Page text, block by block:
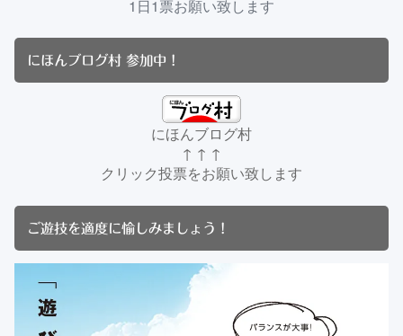
1日1票お願い致します
にほんブログ村 参加中！
にほんブログ村
↑ ↑ ↑
クリック投票をお願い致します
ご遊技を適度に愉しみましょう！